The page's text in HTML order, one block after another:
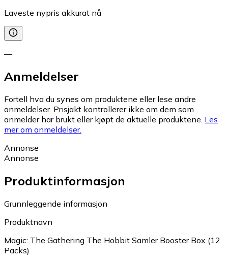
Laveste nypris akkurat nå
—
Anmeldelser
Fortell hva du synes om produktene eller lese andre
anmeldelser. Prisjakt kontrollerer ikke om dem som
anmelder har brukt eller kjøpt de aktuelle produktene. Les
mer om anmeldelser.
Annonse
Annonse
Produktinformasjon
Grunnleggende informasjon
Produktnavn
Magic: The Gathering The Hobbit Samler Booster Box (12
Packs)